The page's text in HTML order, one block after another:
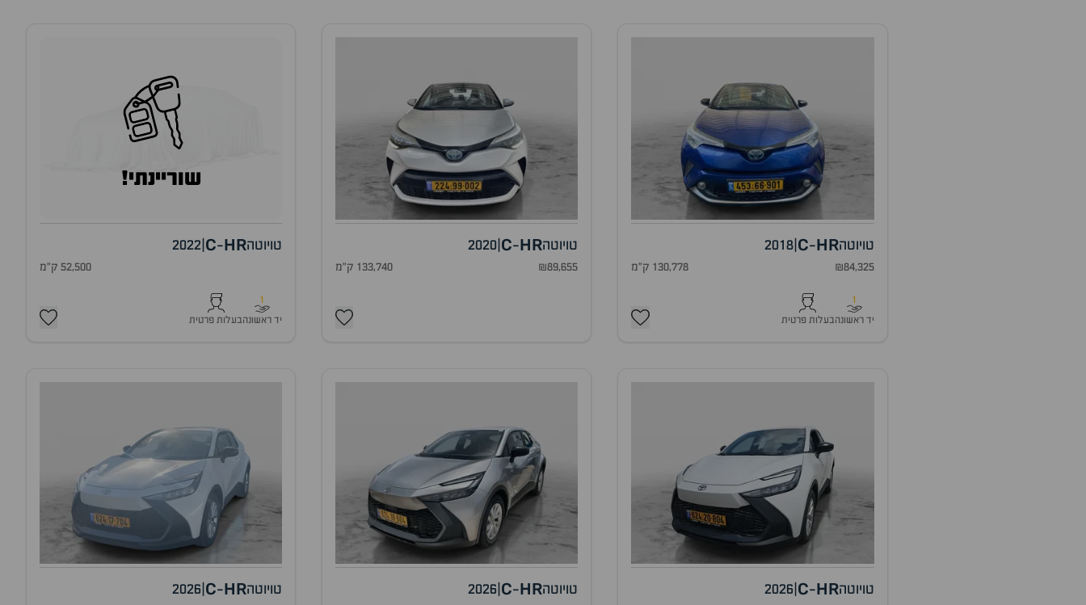
טויוטה C-HR
|
2018
₪84,325 130,778 ק"מ
1
יד ראשונהבעלות פרטית
טויוטה C-HR
2020
₪89,655 133,740 ק"מ
שוריינתי!
טויוטה C-HR
2022
52,500 ק"מ
1
יד ראשונהבעלות פרטית
טויוטה C-HR
2026 טויוטה C-HR
2026 טויוטה C-HR
2026